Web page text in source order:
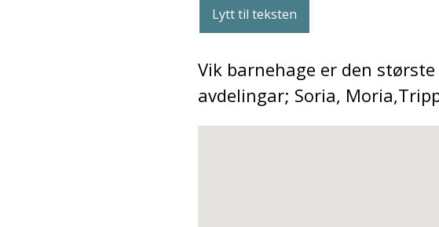
Lytt til teksten
Vik barnehage er den
avdelingar; Soria,